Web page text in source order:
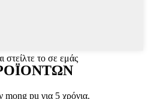
το σε εμάς
pu για 5 χρόνια.